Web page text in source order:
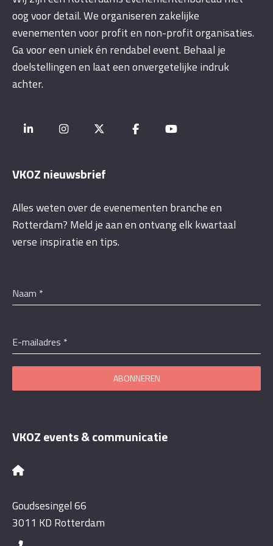
oog voor detail. We organiseren zakelijke
evenementen voor profit en non-profit organisaties.
Ga voor een uniek én rendabel event. Behaal je
doelstellingen en laat een onvergetelijke indruk
achter.
VKOZ nieuwsbrief
Alles weten over de evenementen branche en
Rotterdam? Meld je aan en ontvang elk kwartaal
verse inspiratie en tips.
Naam *
E-mailadres *
ABONNEREN
VKOZ events & communicatie
Goudsesingel 66
3011 KD Rotterdam